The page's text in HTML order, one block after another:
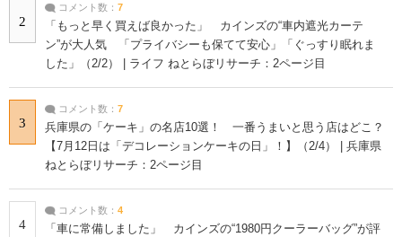
2
コメント数： 7
「もっと早く買えば良かった」 カインズの“車内遮光カーテ
ン”が大人気 「プライバシーも保てて安心」「ぐっすり眠れま
した」（2/2） | ライフ ねとらぼリサーチ：2ページ目
3
コメント数： 7
兵庫県の「ケーキ」の名店10選！ 一番うまいと思う店はどこ？
【7月12日は「デコレーションケーキの日」！】（2/4） | 兵庫県
ねとらぼリサーチ：2ページ目
4
コメント数： 4
「車に常備しました」 カインズの“1980円クーラーバッグ”が評